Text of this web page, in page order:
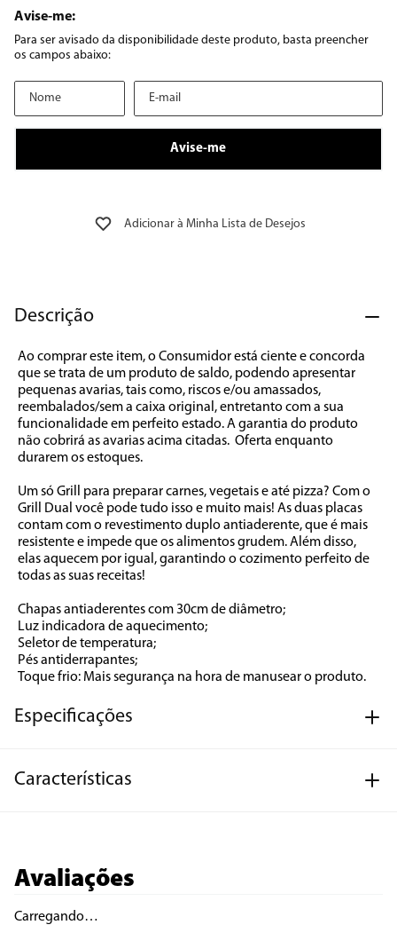
Descrição
Ao comprar este item, o Consumidor está ciente e concorda
que se trata de um produto de saldo, podendo apresentar
pequenas avarias, tais como, riscos e/ou amassados,
reembalados/sem a caixa original, entretanto com a sua
funcionalidade em perfeito estado. A garantia do produto
não cobrirá as avarias acima citadas.  Oferta enquanto
durarem os estoques.
Um só Grill para preparar carnes, vegetais e até pizza? Com o
Grill Dual você pode tudo isso e muito mais! As duas placas
contam com o revestimento duplo antiaderente, que é mais
resistente e impede que os alimentos grudem. Além disso,
elas aquecem por igual, garantindo o cozimento perfeito de
todas as suas receitas!
Chapas antiaderentes com 30cm de diâmetro;
Luz indicadora de aquecimento;
Seletor de temperatura;
Pés antiderrapantes;
Toque frio: Mais segurança na hora de manusear o produto.
Especificações
Características
Avaliações
Carregando…
8º geladeira
12000